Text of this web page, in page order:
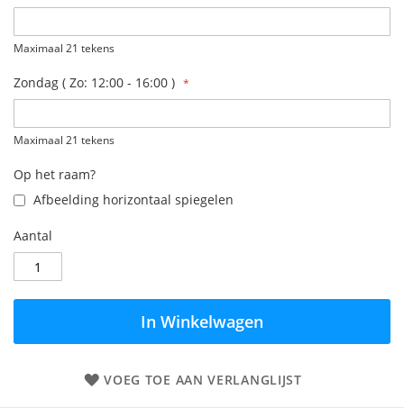
Maximaal 21 tekens
Zondag ( Zo: 12:00 - 16:00 )
Maximaal 21 tekens
Op het raam?
Afbeelding horizontaal spiegelen
Aantal
In Winkelwagen
VOEG TOE AAN VERLANGLIJST